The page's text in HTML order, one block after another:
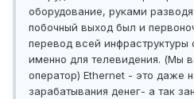
оборудование, руками
побочный выход был и
перевод всей инфраструктуры
именно для телевидения. (Мы
оператор) Ethernet - это даже
зарабатывания денег- а так